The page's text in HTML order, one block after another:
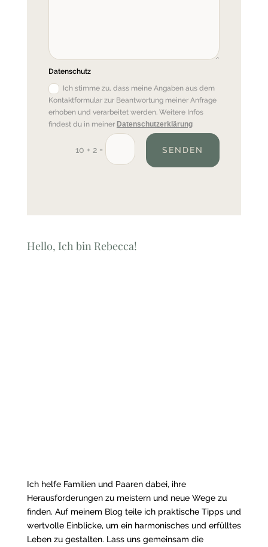
Datenschutz
Ich stimme zu, dass meine Angaben aus dem
Kontaktformular zur Beantwortung meiner Anfrage
erhoben und verarbeitet werden. Weitere Infos
findest du in meiner Datenschutzerklärung
10 + 2 = SENDEN
Hello, Ich bin Rebecca!
Ich helfe Familien und Paaren dabei, ihre
Herausforderungen zu meistern und neue Wege zu
finden. Auf meinem Blog teile ich praktische Tipps und
wertvolle Einblicke, um ein harmonisches und erfülltes
Leben zu gestalten. Lass uns gemeinsam die